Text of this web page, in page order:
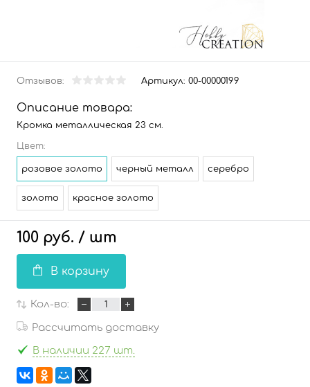
Отзывов: Артикул: 00-00000199
Описание товара:
Кромка металлическая 23 см.
Цвет:
розовое золото черный металл серебро
золото красное золото
100 руб. / шт
В корзину
Кол-во:
Рассчитать доставку
В наличии 227 шт.